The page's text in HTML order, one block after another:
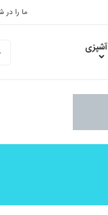
ما را در
آشپزی